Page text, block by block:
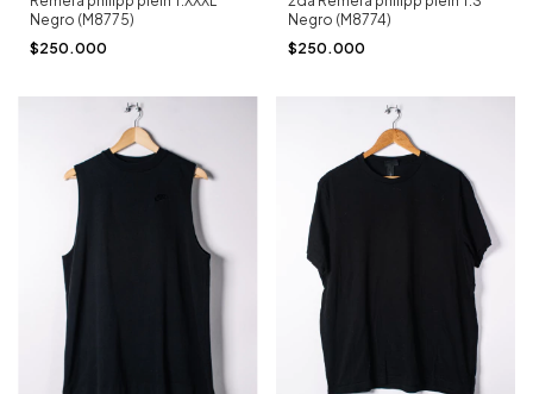
Negro (M8775)
$250.000
Negro (M8774)
$250.000